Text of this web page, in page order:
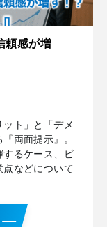
頼感が増
ト」と「デメ
両面提示』。
するケース、ビ
などについて